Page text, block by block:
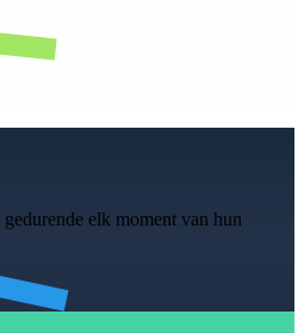
elk moment van hun